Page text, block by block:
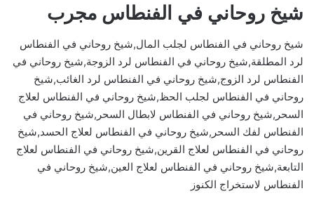
شيخ روحاني في الفنطاس مجرب
شيخ روحاني في الفنطاس لجلب المال,شيخ روحاني في الفنطاس
لرد المطلقة,شيخ روحاني في الفنطاس لرد الزوجة,شيخ روحاني في
الفنطاس لرد الزوج,شيخ روحاني في الفنطاس لرد الغائب,شيخ
روحاني في الفنطاس لجلب الحظ,شيخ روحاني في الفنطاس لعلاج
السحر,شيخ روحاني في الفنطاس لابطال السحر,شيخ روحاني في
الفنطاس لفك السحر,شيخ روحاني في الفنطاس لعلاج الحسد,شيخ
روحاني في الفنطاس لعلاج القرين,شيخ روحاني في الفنطاس لعلاج
التابعة,شيخ روحاني في الفنطاس لعلاج العين,شيخ روحاني في
الفنطاس لاستخراج الكنوز